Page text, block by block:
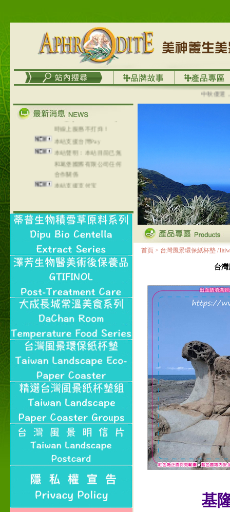
中秋優選，大
在外租屋者、居住處無管
理員、不方便在工作地點
取件者，歡迎多多使用
【郵局i郵箱】的服務喔～
【i郵箱】設立的地點，請
進入內頁連結～
Line@aphrodite2020 24小
時線上服務不打烊！
本站支援台灣Pay
本站聲明：本站目前已無
和葛堡國際有限公司任何
合作關係
本站支援支付宝
2017年1月1日起，中国大
首頁 > 台灣風景環保紙杯墊 /
台灣
基